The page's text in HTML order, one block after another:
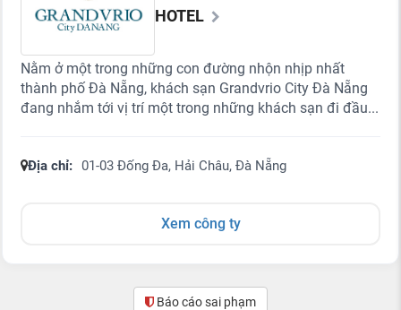
HOTEL
Nằm ở một trong những con đường nhộn nhịp nhất
thành phố Đà Nẵng, khách sạn Grandvrio City Đà Nẵng
đang nhắm tới vị trí một trong những khách sạn đi đầu...
Địa chỉ: 01-03 Đống Đa, Hải Châu, Đà Nẵng
Xem công ty
Báo cáo sai phạm(0)